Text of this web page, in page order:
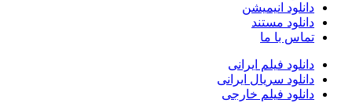
دانلود انیمیشن
دانلود مستند
تماس با ما
دانلود فیلم ایرانی
دانلود سریال ایرانی
دانلود فیلم خارجی